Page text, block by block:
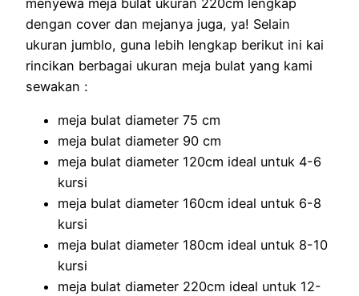
dengan cover dan mejanya juga, ya! Selain
ukuran jumblo, guna lebih lengkap berikut ini kai
rincikan berbagai ukuran meja bulat yang kami
sewakan :
meja bulat diameter 75 cm
meja bulat diameter 90 cm
meja bulat diameter 120cm ideal untuk 4-6
kursi
meja bulat diameter 160cm ideal untuk 6-8
kursi
meja bulat diameter 180cm ideal untuk 8-10
kursi
meja bulat diameter 220cm ideal untuk 12-